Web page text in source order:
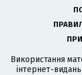
Використання
інтернет-